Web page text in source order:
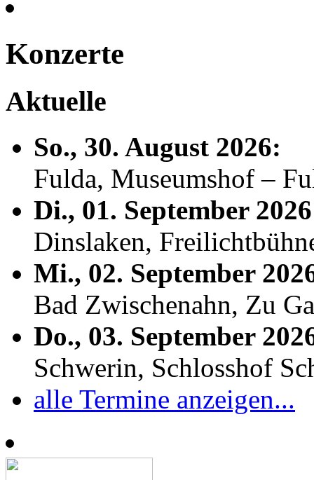
Konzerte
Aktuelle
So., 30. August 2026:
Fulda, Museumshof –
Di., 01. September
Dinslaken,
Mi., 02. September
Bad Zwischenahn, Zu
Do., 03. September
Schwerin, Schlosshof
alle Termine anzeigen...